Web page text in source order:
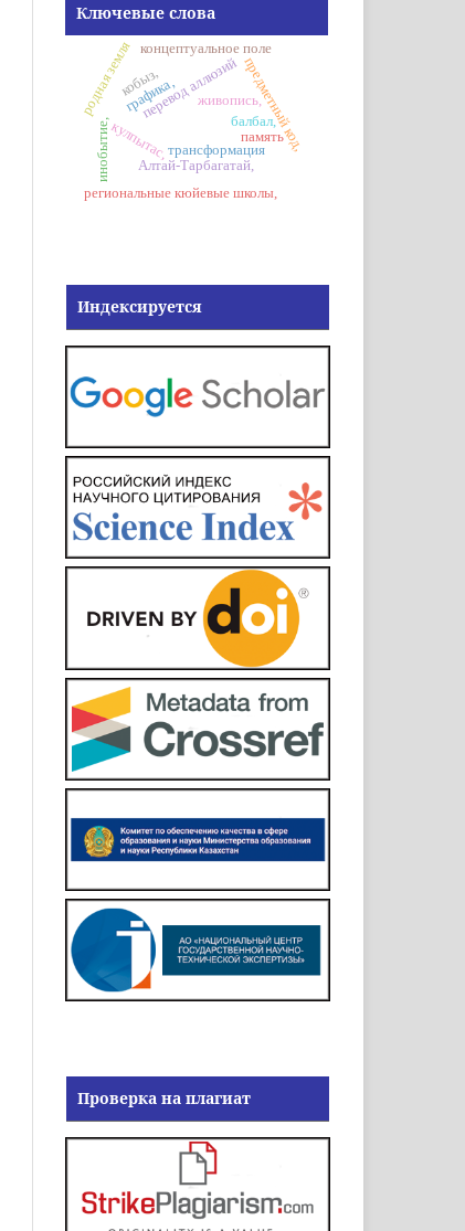
Ключевые слова
живопись,
графика,
кобыз,
балбал,
кулпытас, предметный код,
инобытие, память
перевод аллюзий
трансформация
Алтай-Тарбагатай,
региональные кюйевые школы,
концептуальное поле
родная земля
Индексируется
Проверка на плагиат